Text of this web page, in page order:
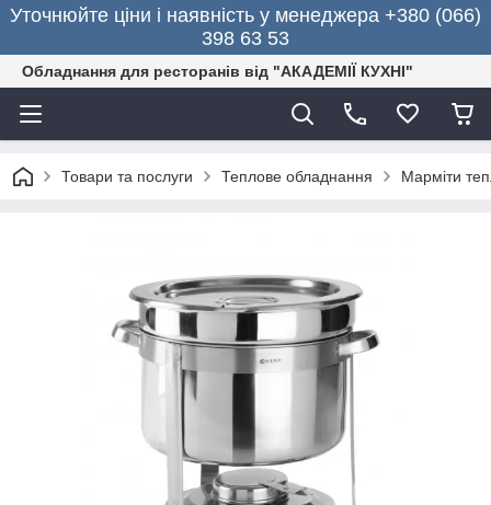
Уточнюйте ціни і наявність у менеджера +380 (066)
398 63 53
Обладнання для ресторанів від "АКАДЕМІЇ КУХНІ"
Товари та послуги Теплове обладнання Марміти